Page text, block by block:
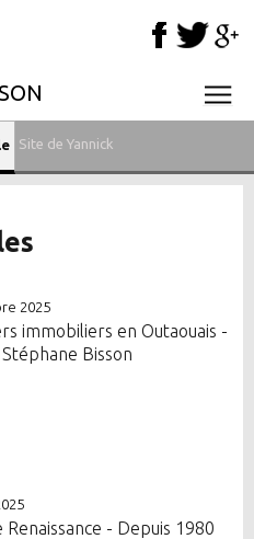
Site de Yannick
2025
immobiliers en Outaouais -
Bisson
Renaissance - Depuis 1980